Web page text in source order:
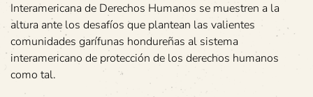
Interamericana de Derechos Humanos se muestren a la
altura ante los desafíos que plantean las valientes
comunidades garífunas hondureñas al sistema
interamericano de protección de los derechos humanos
como tal.